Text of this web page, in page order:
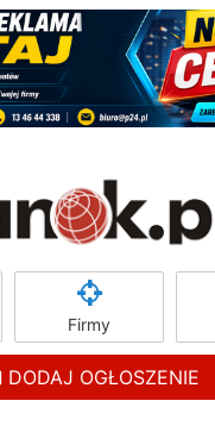
Firmy
DODAJ OGŁOSZENIE